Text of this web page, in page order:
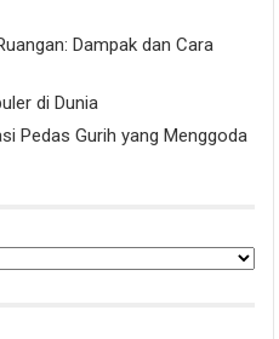
Dampak dan Cara
di Dunia
Pedas Gurih yang Menggoda